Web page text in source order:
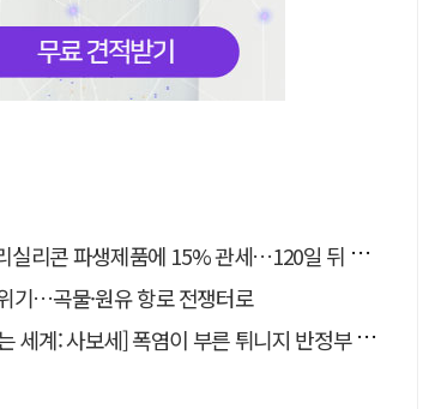
리콘 파생제품에 15% 관세…120일 뒤 발효
기…곡물·원유 항로 전쟁터로
세계: 사보세] 폭염이 부른 튀니지 반정부 시위